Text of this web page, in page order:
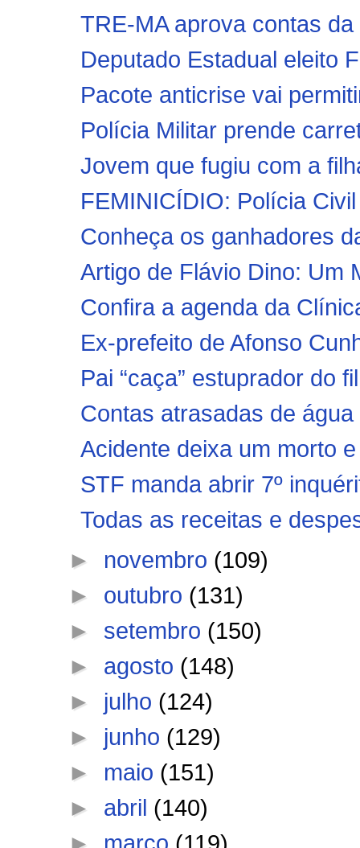
TRE-MA aprova contas
Deputado Estadual eleito
Pacote anticrise vai
Polícia Militar prende
Jovem que fugiu com a
FEMINICÍDIO: Polícia
Conheça os ganhadores
Artigo de Flávio Dino: Um
Confira a agenda da
Ex-prefeito de Afonso
Pai “caça” estuprador do
Contas atrasadas de
Acidente deixa um morto
STF manda abrir 7º
Todas as receitas e
► novembro (109)
► outubro (131)
► setembro (150)
► agosto (148)
► julho (124)
► junho (129)
► maio (151)
► abril (140)